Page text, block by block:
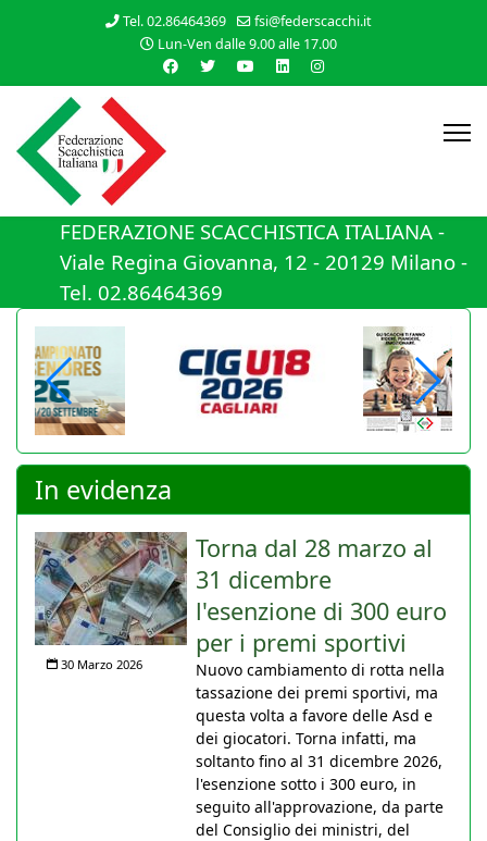
Tel. 02.86464369
fsi@federscacchi.it
Lun-Ven dalle 9.00 alle 17.00
FEDERAZIONE SCACCHISTICA ITALIANA -
Viale Regina Giovanna, 12 - 20129 Milano -
Tel. 02.86464369
In evidenza
30 Marzo 2026
Torna dal 28 marzo al
31 dicembre
l'esenzione di 300 euro
per i premi sportivi
Nuovo cambiamento di rotta nella
tassazione dei premi sportivi, ma
questa volta a favore delle Asd e
dei giocatori. Torna infatti, ma
soltanto fino al 31 dicembre 2026,
l'esenzione sotto i 300 euro, in
seguito all'approvazione, da parte
del Consiglio dei ministri, del